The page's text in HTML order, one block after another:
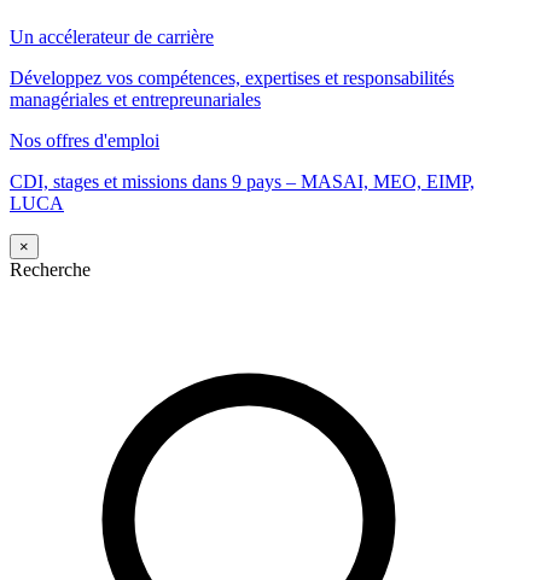
Un accélerateur de carrière
Développez vos compétences, expertises et responsabilités
managériales et entrepreunariales
Nos offres d'emploi
CDI, stages et missions dans 9 pays – MASAI, MEO, EIMP,
LUCA
×
Recherche